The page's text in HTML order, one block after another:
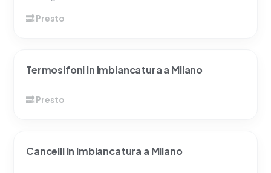
Termosifoni in Imbiancatura a Milano
Cancelli in Imbiancatura a Milano